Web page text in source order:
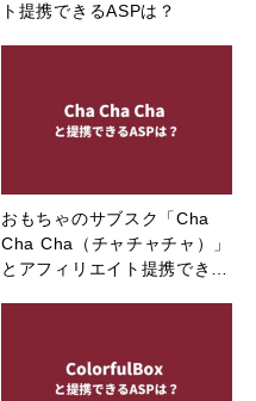
ト提携できるASPは？
おもちゃのサブスク「Cha
Cha Cha（チャチャチャ）」
とアフィリエイト提携でき…